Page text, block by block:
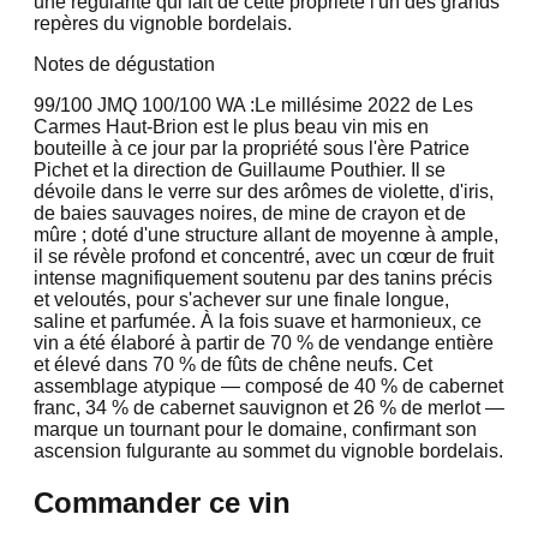
repères du vignoble bordelais.
Notes de dégustation
99/100 JMQ 100/100 WA : Le millésime 2022 de Les
Carmes Haut-Brion est le plus beau vin mis en
bouteille à ce jour par la propriété sous l'ère Patrice
Pichet et la direction de Guillaume Pouthier. Il se
dévoile dans le verre sur des arômes de violette, d'iris,
de baies sauvages noires, de mine de crayon et de
mûre ; doté d'une structure allant de moyenne à ample,
il se révèle profond et concentré, avec un cœur de fruit
intense magnifiquement soutenu par des tanins précis
et veloutés, pour s'achever sur une finale longue,
saline et parfumée. À la fois suave et harmonieux, ce
vin a été élaboré à partir de 70 % de vendange entière
et élevé dans 70 % de fûts de chêne neufs. Cet
assemblage atypique — composé de 40 % de cabernet
franc, 34 % de cabernet sauvignon et 26 % de merlot —
marque un tournant pour le domaine, confirmant son
ascension fulgurante au sommet du vignoble bordelais.
Commander ce vin